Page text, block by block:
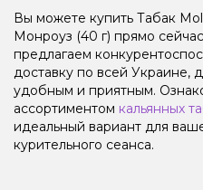
Вы можете купить Табак
Монроуз (40 г) прямо
предлагаем
доставку по всей Украине,
удобным и приятным.
ассортиментом кальянных
идеальный вариант для
курительного сеанса.